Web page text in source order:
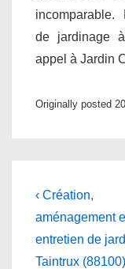
incomparable.
de jardinage
appel à Jardin
Originally posted
de
l’article
Previous
Post
is
‹ Création,
aménagement
entretien de
Taintrux (88100)